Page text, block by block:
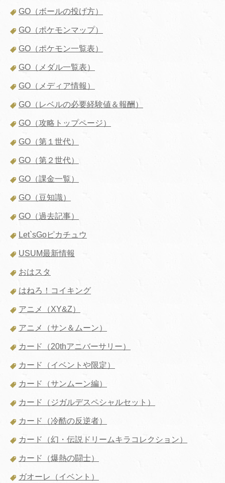
GO（ボールの投げ方）
GO（ポケモンマップ）
GO（ポケモン一覧表）
GO（メダル一覧表）
GO（メディア情報）
GO（レベルの必要経験値＆報酬）
GO（攻略トップページ）
GO（第１世代）
GO（第２世代）
GO（課金一覧）
GO（豆知識）
GO（過去記事）
Let`sGoピカチュウ
USUM最新情報
おはスタ
はねろ！コイキング
アニメ（XY&Z）
アニメ（サン＆ムーン）
カード（20thアニバーサリー）
カード（イベントや限定）
カード（サンムーン編）
カード（ジガルデスペシャルセット）
カード（冷酷の反逆者）
カード（幻・伝説ドリームキラコレクション）
カード（爆熱の闘士）
ガオーレ（イベント）